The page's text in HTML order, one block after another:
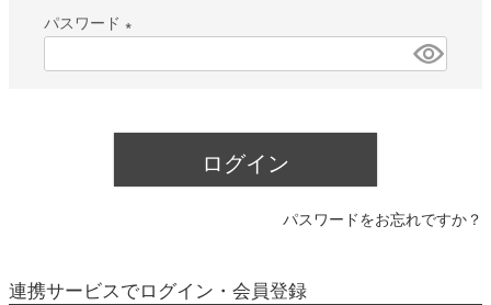
須
パスワード
ログイン
パスワードをお忘れですか？
連携サービスでログイン・会員登録